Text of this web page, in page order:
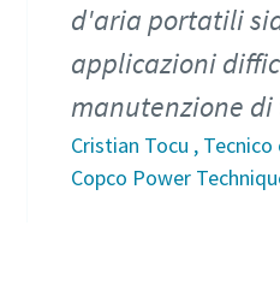
d'aria portatili
applicazioni
manutenzione
Cristian Tocu ,
Copco Power